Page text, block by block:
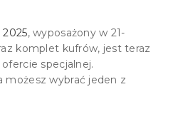
, wyposażony w 21-
komplet kufrów, jest teraz
specjalnej.
możesz wybrać jeden z